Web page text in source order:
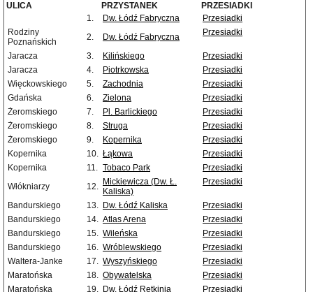
ULICA PRZYSTANEK
PRZESIADKI
1.
Dw. Łódź Fabryczna
Przesiadki
Rodziny
Poznańskich
2. Dw. Łódź Fabryczna Przesiadki
Jaracza 3. Kilińskiego
Przesiadki
Jaracza
4. Piotrkowska
Przesiadki
Więckowskiego
5. Zachodnia
Przesiadki
Gdańska
6. Zielona
Przesiadki
Żeromskiego
7. Pl. Barlickiego
Przesiadki
Żeromskiego
8. Struga
Przesiadki
Żeromskiego
9. Kopernika
Przesiadki
Kopernika
10. Łąkowa
Przesiadki
Kopernika
11. Tobaco Park
Przesiadki
Włókniarzy
12. Mickiewicza (Dw. Ł.
Kaliska)
Przesiadki
Bandurskiego 13. Dw. Łódź Kaliska
Przesiadki
Bandurskiego
14. Atlas Arena
Przesiadki
Bandurskiego
15. Wileńska
Przesiadki
Bandurskiego
16. Wróblewskiego
Przesiadki
Waltera-Janke
17. Wyszyńskiego
Przesiadki
Maratońska
18. Obywatelska
Przesiadki
Maratońska
19. Dw. Łódź Retkinia Przesiadki